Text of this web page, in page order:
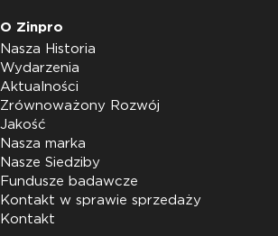
O Zinpro
Nasza Historia
Wydarzenia
Aktualności
Zrównoważony Rozwój
Jakość
Nasza marka
Nasze Siedziby
Fundusze badawcze
Kontakt w sprawie sprzedaży
Kontakt